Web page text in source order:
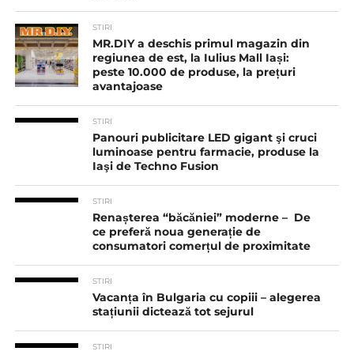
STIRI
MR.DIY a deschis primul magazin din
regiunea de est, la Iulius Mall Iași:
peste 10.000 de produse, la prețuri
avantajoase
STIRI
Panouri publicitare LED gigant şi cruci
luminoase pentru farmacie, produse la
Iaşi de Techno Fusion
STIRI
Renașterea “băcăniei” moderne – De
ce preferă noua generație de
consumatori comerțul de proximitate
STIRI
Vacanța în Bulgaria cu copiii – alegerea
stațiunii dictează tot sejurul
STIRI